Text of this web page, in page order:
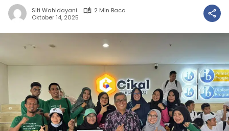
Siti Wahidayani
2 Min Baca
Oktober 14, 2025